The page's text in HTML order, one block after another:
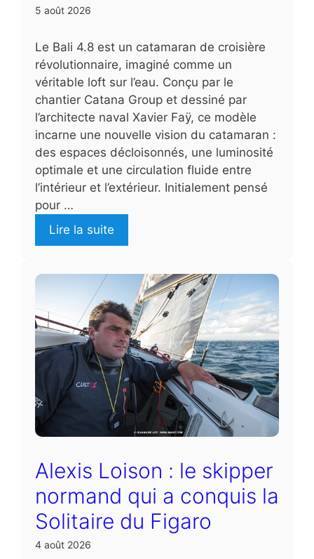
5 août 2026
Le Bali 4.8 est un catamaran de croisière
révolutionnaire, imaginé comme un
véritable loft sur l’eau. Conçu par le
chantier Catana Group et dessiné par
l’architecte naval Xavier Faÿ, ce modèle
incarne une nouvelle vision du catamaran :
des espaces décloisonnés, une luminosité
optimale et une circulation fluide entre
l’intérieur et l’extérieur. Initialement pensé
pour …
Lire la suite
Alexis Loison : le skipper
normand qui a conquis la
Solitaire du Figaro
4 août 2026